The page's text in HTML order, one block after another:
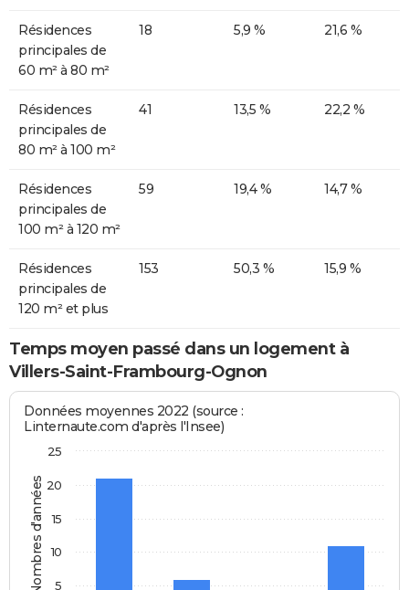
Résidences
principales de
60 m² à 80 m²
18 5,9 % 21,6 %
Résidences
principales de
80 m² à 100 m²
41 13,5 % 22,2 %
Résidences
principales de
100 m² à 120 m²
59 19,4 % 14,7 %
Résidences
principales de
120 m² et plus
153 50,3 % 15,9 %
Temps moyen passé dans un logement à
Villers-Saint-Frambourg-Ognon
Nombres d'années
Données moyennes 2022 (source :
Linternaute.com d'après l'Insee)
5
10
15
20
25